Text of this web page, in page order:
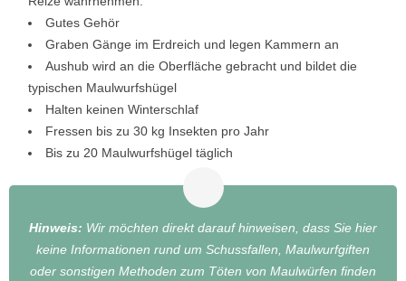
Gutes Gehör
Graben Gänge im Erdreich und legen Kammern an
Aushub wird an die Oberfläche gebracht und bildet die
typischen Maulwurfshügel
Halten keinen Winterschlaf
Fressen bis zu 30 kg Insekten pro Jahr
Bis zu 20 Maulwurfshügel täglich
Hinweis: Wir möchten direkt darauf hinweisen, dass Sie hier
keine Informationen rund um Schussfallen, Maulwurfgiften
oder sonstigen Methoden zum Töten von Maulwürfen finden